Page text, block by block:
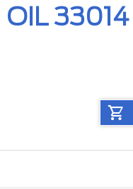
33014